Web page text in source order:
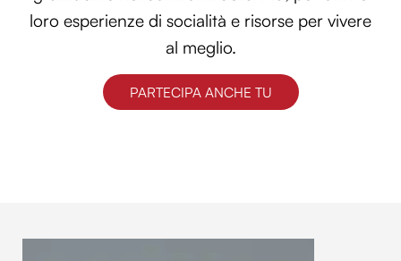
loro esperienze di socialità e risorse per vivere
al meglio.
PARTECIPA ANCHE TU